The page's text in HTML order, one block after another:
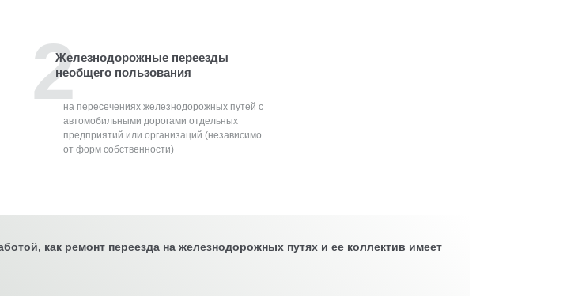
Железнодорожные переезды
необщего пользования
на пересечениях железнодорожных путей с
автомобильными дорогами отдельных
предприятий или организаций (независимо
от форм собственности)
как ремонт переезда на железнодорожных путях и ее коллектив имеет